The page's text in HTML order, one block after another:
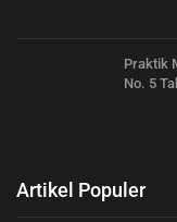
Praktik
No. 5
Artikel Populer